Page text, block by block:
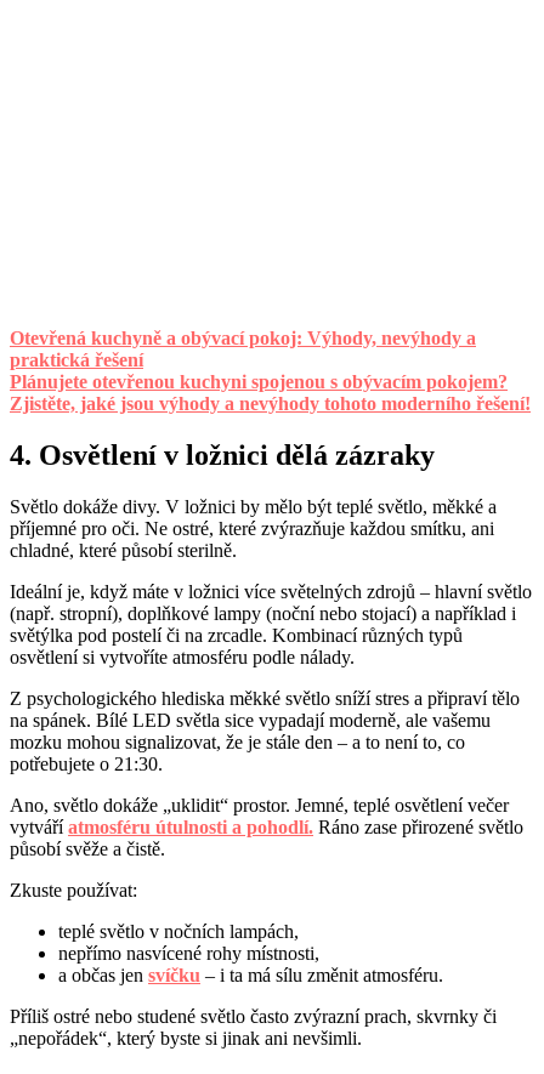
Otevřená kuchyně a obývací pokoj: Výhody, nevýhody a
praktická řešení
Plánujete otevřenou kuchyni spojenou s obývacím pokojem?
Zjistěte, jaké jsou výhody a nevýhody tohoto moderního řešení!
4. Osvětlení v ložnici dělá zázraky
Světlo dokáže divy. V ložnici by mělo být teplé světlo, měkké a
příjemné pro oči. Ne ostré, které zvýrazňuje každou smítku, ani
chladné, které působí sterilně.
Ideální je, když máte v ložnici více světelných zdrojů – hlavní světlo
(např. stropní), doplňkové lampy (noční nebo stojací) a například i
světýlka pod postelí či na zrcadle. Kombinací různých typů
osvětlení si vytvoříte atmosféru podle nálady.
Z psychologického hlediska měkké světlo sníží stres a připraví tělo
na spánek. Bílé LED světla sice vypadají moderně, ale vašemu
mozku mohou signalizovat, že je stále den – a to není to, co
potřebujete o 21:30.
Ano, světlo dokáže „uklidit“ prostor. Jemné, teplé osvětlení večer
vytváříatmosféru útulnosti a pohodlí. Ráno zase přirozené světlo
působí svěže a čistě.
Zkuste používat:
teplé světlo v nočních lampách,
nepřímo nasvícené rohy místnosti,
a občas jen svíčku – i ta má sílu změnit atmosféru.
Příliš ostré nebo studené světlo často zvýrazní prach, skvrnky či
„nepořádek“, který byste si jinak ani nevšimli.